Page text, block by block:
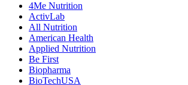
4Me Nutrition
ActivLab
All Nutrition
American Health
Applied Nutrition
Be First
Biopharma
BioTechUSA